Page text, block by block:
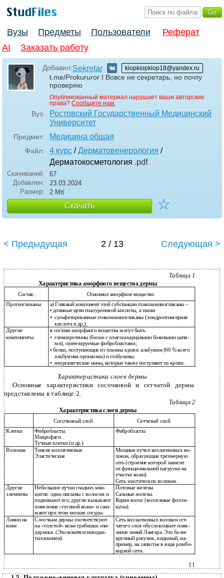
Вузы Предметы Пользователи
Реферат
AI
Заказать работу
Добавил:Sekretar kiopkiopkiop18@yandex.ru
t.me/Prokururor I Вовсе не секретарь, но почту
проверяю
Опубликованный материал нарушает ваши авторские
права? Сообщите нам.
Вуз:
Ростовский Государственный Медицинский
Университет
Предмет: Медицина общая
Файл: 4 курс /Дерматовенерология /
Дерматокосметология .pdf
Скачиваний:
67
Добавлен:
23.03.2024
Размер:
2 Мб
Скачать ☆
< Предыдущая 2 / 13 Следующая >
Таблица 1
Характеристика аморфного вещества дермы
Состав: Основное аморфное вещество
Протеогликаны
а) Главный компонент этой субстанции гликозаминогликаны –
• длинные цепи гиалуроновой кислоты, а также
• сульфатированные гликозаминогликаны (хондроитинсерная
кислота и др,);
Другие
в составе аморфного вещества могут быть
компоненты
• гликопротеины (белки с олигосахаридными боковыми цепя-
ми), синтезируемые фибробластами;
• белки, поступающие из плазмы крови: альбумин (60 % всего
альбумина организма) и глобулины;
• неорганические ионы, которые также поступают из крови.
Характеристика слоев дермы
Основные характеристики сосочковой и сетчатой дермы
представлены в таблице 2.
Таблица 2
Характеристика слоев дермы
Сосочковый слой Сетчатый слой
Клетки Фибробласты
Фибробласты
Макрофаги
Тучные клетки (и др.)
Волокна
Тонкие коллагеновые Мощные пучки коллагеновых во-
Эластические
локон, образующие трёхмерную
сеть (строение которой зависит
от функциональной нагрузки на
участке кожи).
Сеть эластических волокон.
Другие Небольшие пучки гладких мио-
Потовые железы.
элементы
цитов: одни связаны с волосом и Сальные железы.
поднимают его; другие вызывают Корни волос (волосяные фолли-
появление «гусиной кожи» и сжи-
кулы).
мают при этом мелкие сосуды.
Линии на Сосочкам дермы соответствуют Сеть коллагеновых волокон сет-
коже на «толстой» коже гребешки эпи-
чатого слоя обусловливает появ-
дермиса. (Этолежитвосноведак-
ление линий Лангера. Это более
тилоскопии).
крупный рисунок, видимый, на-
пример, на запястье в виде ромбо-
видной сети.
11